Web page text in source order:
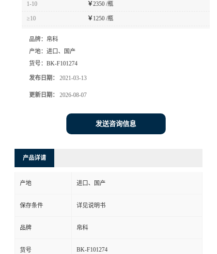
1-10 ￥2350 /瓶
≥10 ￥ 1250 /瓶
品牌： 帛科
产地： 进口、国产
货号： BK-F101274
发布日期： 2021-03-13
更新日期： 2026-08-07
发送咨询信息
产品详请
产地 进口、国产
保存条件 详见说明书
品牌 帛科
货号 BK-F101274